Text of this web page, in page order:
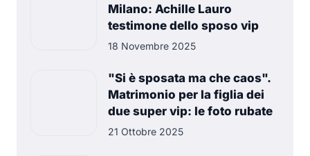
Milano: Achille Lauro
testimone dello sposo vip
18 Novembre 2025
"Si è sposata ma che caos".
Matrimonio per la figlia dei
due super vip: le foto rubate
21 Ottobre 2025